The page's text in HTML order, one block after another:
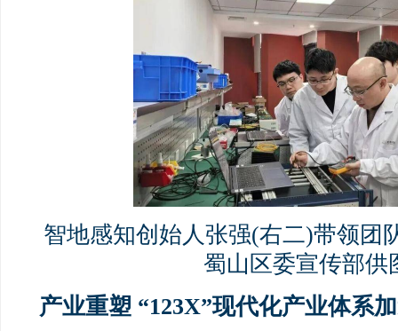
智地感知创始人张强(右二)带领团
蜀山区委宣传部供
产业重塑 “123X”现代化产业体系